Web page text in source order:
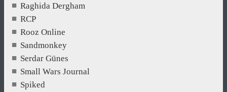
Raghida Dergham
RCP
Rooz Online
Sandmonkey
Serdar Günes
Small Wars Journal
Spiked